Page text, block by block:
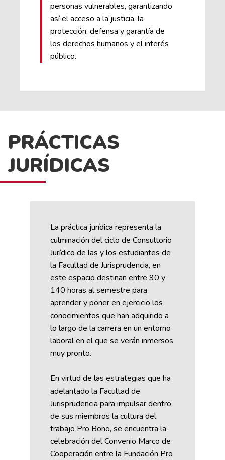
personas vulnerables, garantizando
así el acceso a la justicia, la
protección, defensa y garantía de
los derechos humanos y el interés
público.
PRÁCTICAS
JURÍDICAS
La práctica jurídica representa la
culminación del ciclo de Consultorio
Jurídico de las y los estudiantes de
la Facultad de Jurisprudencia, en
este espacio destinan entre 90 y
140 horas al semestre para
aprender y poner en ejercicio los
conocimientos que han adquirido a
lo largo de la carrera en un entorno
laboral en el que se verán inmersos
muy pronto.
En virtud de las estrategias que ha
adelantado la Facultad de
Jurisprudencia para impulsar dentro
de sus miembros la cultura del
trabajo Pro Bono, se encuentra la
celebración del Convenio Marco de
Cooperación entre la Fundación Pro